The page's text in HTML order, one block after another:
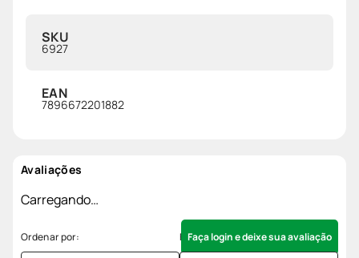
SKU
6927
EAN
7896672201882
Avaliações
Carregando…
Faça login e deixe sua avaliação